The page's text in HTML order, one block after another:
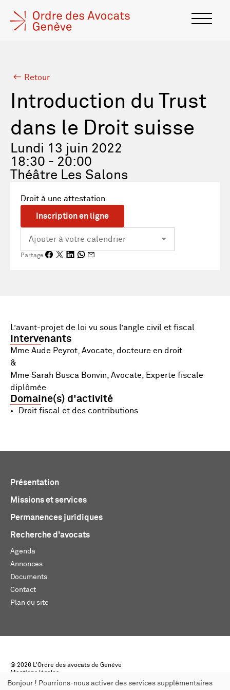
Retour
Introduction du Trust
dans le Droit suisse
Lundi 13 juin 2022
18:30 - 20:00
Théâtre Les Salons
Droit à une attestation
Inscription en ligne
Partage
L’avant-projet de loi vu sous l’angle civil et fiscal
Intervenants
Mme Aude Peyrot, Avocate, docteure en droit
&
Mme Sarah Busca Bonvin, Avocate, Experte fiscale
diplômée
Domaine(s) d'activité
Droit fiscal et des contributions
Présentation
Missions et services
Permanences juridiques
Recherche d'avocats
Agenda
Annonces
Documents
Contact
Plan du site
© 2026 L'Ordre des avocats de Genève
Mentions légales
Créé par monoloco
Bonjour ! Pourrions-nous activer des services supplémentaires